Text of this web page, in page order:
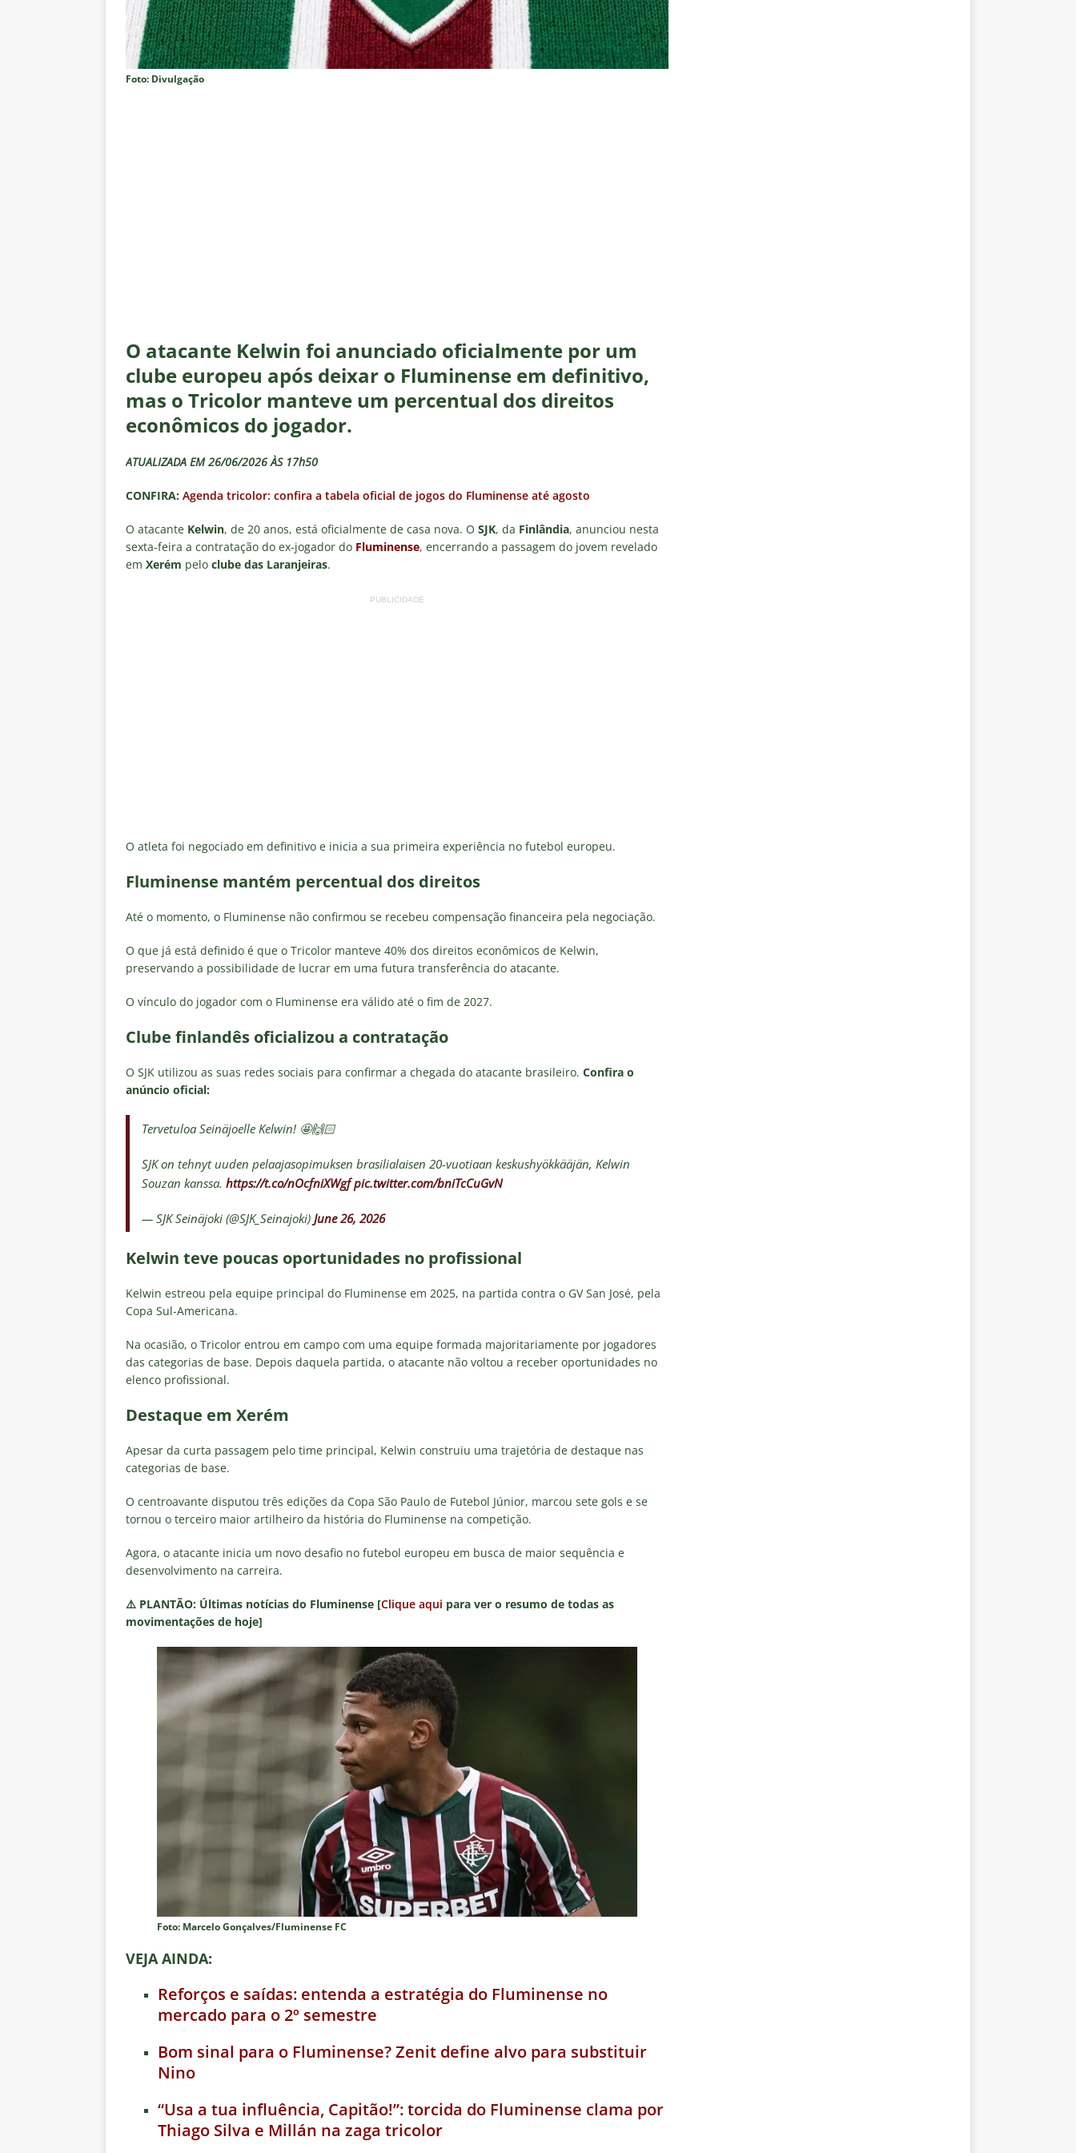
Estatísticas
DICAS DE APOSTAS
[ 6 de agosto de 2026 ]
Após eliminação, torcedores do Fluminense detonam diretoria e pedem
demissão de Zubeldía
NOTÍCIAS
[ 6 de agosto de 2026 ] Notas das atuações: Fluminense 1 x 3 Vasco – Copa do Brasil 2026
NOTÍCIAS
[ 5 de agosto de 2026 ]
Mais um vexame! Fluminense perde para o Vasco e se despede da Copa
[ 5 de agosto de 2026 ]
Estatísticas
DICAS DE APOSTAS
[ 5 de agosto de 2026 ]
Fluminense anuncia escalação para confronto decisivo contra o Vasco
pela Copa do Brasil 2026
NOTÍCIAS
DICAS DE APOSTAS
Foto: Divulgação
O atacante Kelwin foi anunciado oficialmente por um
clube europeu após deixar o Fluminense em definitivo,
mas o Tricolor manteve um percentual dos direitos
econômicos do jogador.
ATUALIZADA EM 26/06/2026 ÀS 17h50
CONFIRA: Agenda tricolor: confira a tabela oficial de jogos do Fluminense até agosto
O atacante Kelwin, de 20 anos, está oficialmente de casa nova. O SJK, da Finlândia, anunciou nesta
sexta-feira a contratação do ex-jogador do Fluminense, encerrando a passagem do jovem revelado
em Xerém pelo clube das Laranjeiras.
PUBLICIDADE
O atleta foi negociado em definitivo e inicia a sua primeira experiência no futebol europeu.
Fluminense mantém percentual dos direitos
Até o momento, o Fluminense não confirmou se recebeu compensação financeira pela negociação.
O que já está definido é que o Tricolor manteve 40% dos direitos econômicos de Kelwin,
preservando a possibilidade de lucrar em uma futura transferência do atacante.
O vínculo do jogador com o Fluminense era válido até o fim de 2027.
Clube finlandês oficializou a contratação
O SJK utilizou as suas redes sociais para confirmar a chegada do atacante brasileiro. Confira o
anúncio oficial:
Tervetuloa Seinäjoelle Kelwin! 🤩🙌🏻
SJK on tehnyt uuden pelaajasopimuksen brasilialaisen 20-vuotiaan keskushyökkääjän, Kelwin
Souzan kanssa. https://t.co/nOcfniXWgf pic.twitter.com/bniTcCuGvN
— SJK Seinäjoki (@SJK_Seinajoki) June 26, 2026
Kelwin teve poucas oportunidades no profissional
Kelwin estreou pela equipe principal do Fluminense em 2025, na partida contra o GV San José, pela
Copa Sul-Americana.
Na ocasião, o Tricolor entrou em campo com uma equipe formada majoritariamente por jogadores
das categorias de base. Depois daquela partida, o atacante não voltou a receber oportunidades no
elenco profissional.
Destaque em Xerém
Apesar da curta passagem pelo time principal, Kelwin construiu uma trajetória de destaque nas
categorias de base.
O centroavante disputou três edições da Copa São Paulo de Futebol Júnior, marcou sete gols e se
tornou o terceiro maior artilheiro da história do Fluminense na competição.
Agora, o atacante inicia um novo desafio no futebol europeu em busca de maior sequência e
desenvolvimento na carreira.
⚠️ PLANTÃO: Últimas notícias do Fluminense [Clique aqui para ver o resumo de todas as
movimentações de hoje]
Foto: Marcelo Gonçalves/Fluminense FC
VEJA AINDA:
Reforços e saídas: entenda a estratégia do Fluminense no
mercado para o 2º semestre
Bom sinal para o Fluminense? Zenit define alvo para substituir
Nino
“Usa a tua influência, Capitão!”: torcida do Fluminense clama por
Thiago Silva e Millán na zaga tricolor